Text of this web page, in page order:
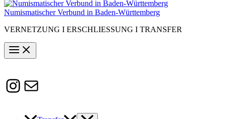
Numismatischer Verbund in Baden-Württemberg
VERNETZUNG I ERSCHLIESSUNG I TRANSFER
Instagram
Susanne.Boerner@zaw.uni-
heidelberg.de